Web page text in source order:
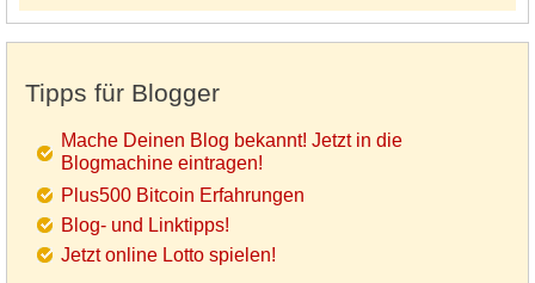
Tipps für Blogger
Mache Deinen Blog bekannt! Jetzt in die
Blogmachine eintragen!
Plus500 Bitcoin Erfahrungen
Blog- und Linktipps!
Jetzt online Lotto spielen!